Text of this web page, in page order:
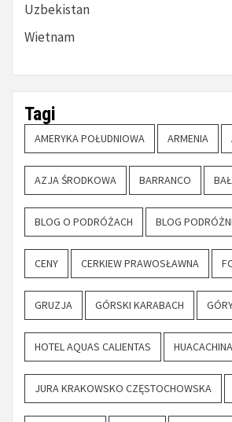
Uzbekistan
Wietnam
Tagi
AMERYKA POŁUDNIOWA ARMENIA
AZJA ŚRODKOWA BARRANCO
BLOG O PODRÓŻACH BLOG
CENY CERKIEW PRAWOSŁAWNA
GRUZJA GÓRSKI KARABACH
HOTEL AQUAS CALIENTAS HUACACHINA
JURA KRAKOWSKO CZĘSTOCHOWSKA